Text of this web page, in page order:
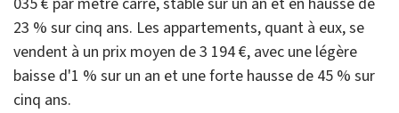
23 % sur cinq ans. Les appartements, quant à eux, se
vendent à un prix moyen de 3 194 €, avec une légère
baisse d'1 % sur un an et une forte hausse de 45 % sur
cinq ans.